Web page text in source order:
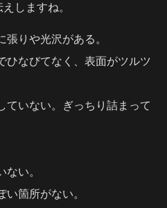
しますね。
張りや光沢がある。
ひなびてなく、表面がツルツ
ていない。ぎっちり詰まって
い。
い箇所がない。